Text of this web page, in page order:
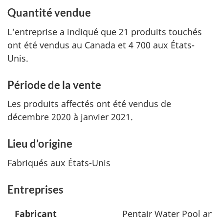
Quantité vendue
L'entreprise a indiqué que 21 produits touchés
ont été vendus au Canada et 4 700 aux États-
Unis.
Période de la vente
Les produits affectés ont été vendus de
décembre 2020 à janvier 2021.
Lieu d’origine
Fabriqués aux États-Unis
Entreprises
Fabricant Pentair Water Pool